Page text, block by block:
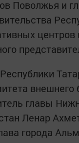
Поволжья и
внешнего
главы
Ленар
города